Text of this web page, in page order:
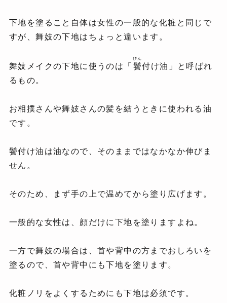
下地を塗ること自体は女性の一般的な化粧と同じで
すが、舞妓の下地はちょっと違います。
舞妓メイクの下地に使うのは「 鬢
びん
付け油」と呼ばれ
るもの。
お相撲さんや舞妓さんの髪を結うときに使われる油
です。
鬢付け油は油なので、そのままではなかなか伸びま
せん。
そのため、まず手の上で温めてから塗り広げます。
一般的な女性は、顔だけに下地を塗りますよね。
一方で舞妓の場合は、首や背中の方までおしろいを
塗るので、首や背中にも下地を塗ります。
化粧ノリをよくするためにも下地は必須です。